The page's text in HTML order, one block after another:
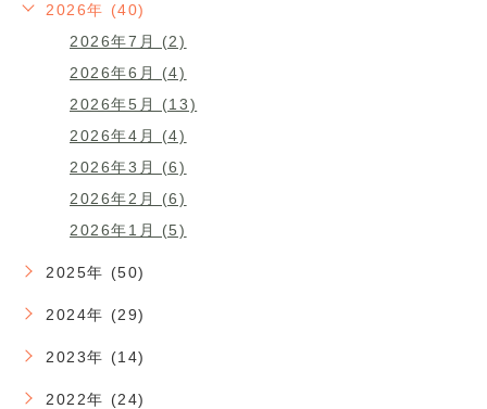
2026年 (40)
2026年7月 (2)
2026年6月 (4)
2026年5月 (13)
2026年4月 (4)
2026年3月 (6)
2026年2月 (6)
2026年1月 (5)
2025年 (50)
2024年 (29)
2023年 (14)
2022年 (24)